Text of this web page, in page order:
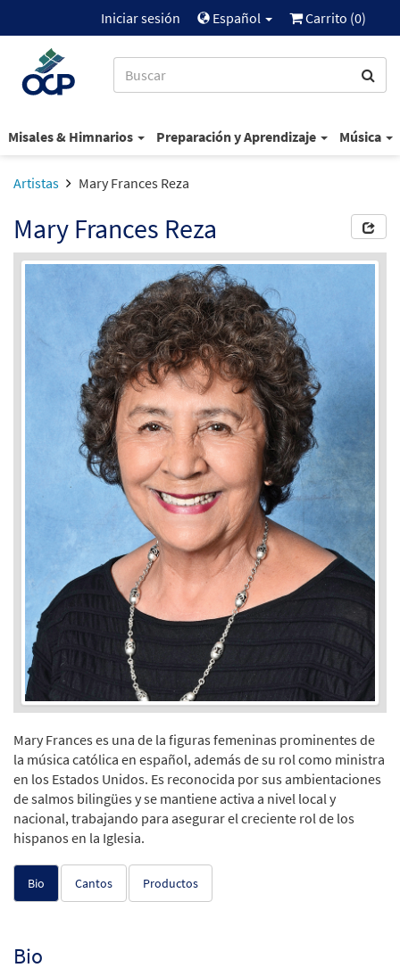
Iniciar sesión Español Carrito (0)
Misales & Himnarios Preparación y Aprendizaje Música
Artistas Mary Frances Reza
Mary Frances Reza
Mary Frances es una de la figuras femeninas prominentes de
la música católica en español, además de su rol como ministra
en los Estados Unidos. Es reconocida por sus ambientaciones
de salmos bilingües y se mantiene activa a nivel local y
nacional, trabajando para asegurar el creciente rol de los
hispanos en la Iglesia.
Bio Cantos Productos
Bio